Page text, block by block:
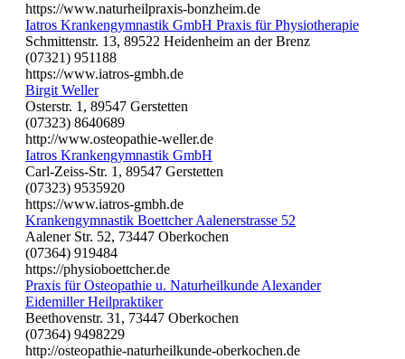
https://www.naturheilpraxis-bonzheim.de
Iatros Krankengymnastik GmbH Praxis für Physiotherapie
Schmittenstr. 13, 89522 Heidenheim an der Brenz
(07321) 951188
https://www.iatros-gmbh.de
Birgit Weller
Osterstr. 1, 89547 Gerstetten
(07323) 8640689
http://www.osteopathie-weller.de
Iatros Krankengymnastik GmbH
Carl-Zeiss-Str. 1, 89547 Gerstetten
(07323) 9535920
https://www.iatros-gmbh.de
Krankengymnastik Boettcher Aalenerstrasse 52
Aalener Str. 52, 73447 Oberkochen
(07364) 919484
https://physioboettcher.de
Praxis für Osteopathie u. Naturheilkunde Alexander
Eidemiller Heilpraktiker
Beethovenstr. 31, 73447 Oberkochen
(07364) 9498229
http://osteopathie-naturheilkunde-oberkochen.de